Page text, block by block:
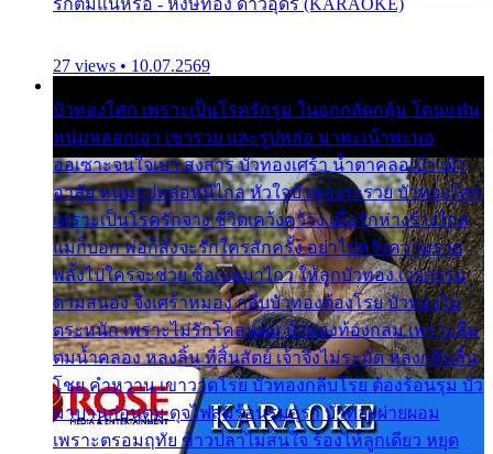
27 views • 10.07.2569
บัวทองโศก เพราะเป็นโรครักรุม ในอกกลัดกลุ้ม โดนแฟน
หนุ่มหลอกเอา เขารวย และรูปหล่อ มาพะเน้าพะนอ
ออเซาะจนใจเบา สงสาร บัวทองเศร้า น้ำตาคลอเบ้า เฝ้า
อาลัย หนุ่มรูปหล่อหนีไกล หัวใจบัวทองระรวย บัวทองโศก
เพราะเป็นโรครักจาง ชีวิตเคว้งคว้าง เมื่อรักห่างร้างไกล
แม่ก็บอก พ่อก็สั่งจะรักใครสักครั้ง อย่าไปหวังความรวย
พลั้งไปใครจะช่วย ซื้อเปลมาไกว ให้ลูกบัวทอง เวรกรรม
ตามสนอง จึงเศร้าหมอง กลีบบัวทองต้องโรย บัวทองไม่
ตระหนัก เพราะไม่รักโคลนตม บัวทองท้องกลม เพราะลืม
ตมน้ำคลอง หลงลิ้น ที่สิ้นสัตย์ เจ้าจึงไม่ระมัด หลงกลิ่นลิ้น
โชย คำหวาน เขาวาดโรย บัวทองกลีบโรย ต้องร้อนรุม บัว
มาบานก่อนตูม ดุจไฟสุมร้อนรุมอุรา บัวทองผ่ายผอม
เพราะตรอมฤทัย ข้าวปลาไม่สนใจ ร้องไห้ลูกเดียว หยุด